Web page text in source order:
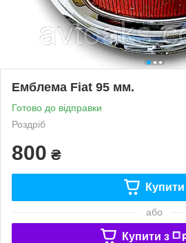
Емблема Fiat 95 мм.
Готово до відправки
Роздріб
800 ₴
Купити
або
Купити з